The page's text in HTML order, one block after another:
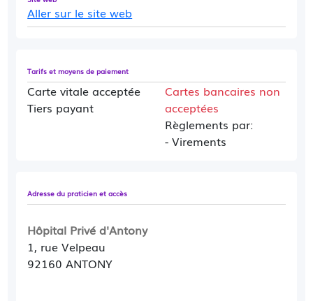
Aller sur le site web
Tarifs et moyens de paiement
Carte vitale acceptée
Tiers payant
Cartes bancaires non
acceptées
Règlements par:
- Virements
Adresse du praticien et accès
Hôpital Privé d'Antony
1, rue Velpeau
92160 ANTONY